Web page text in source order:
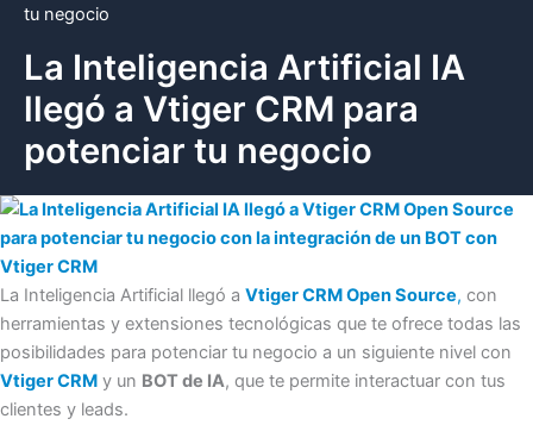
tu negocio
La Inteligencia Artificial IA
llegó a Vtiger CRM para
potenciar tu negocio
La Inteligencia Artificial llegó a Vtiger CRM Open Source, con
herramientas y extensiones tecnológicas que te ofrece todas las
posibilidades para potenciar tu negocio a un siguiente nivel con
Vtiger CRM y un BOT de IA, que te permite interactuar con tus
clientes y leads.